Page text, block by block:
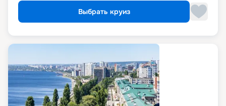
Выбрать круиз